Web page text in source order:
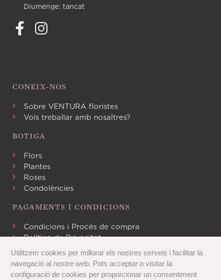
Diumenge: tancat
CONEIX-NOS
Sobre VENTURA floristes
Vols treballar amb nosaltres?
BOTIGA
Flors
Plantes
Roses
Condolències
PAGAMENTS I CONDICIONS
Condicions i Procés de compra
Política de Privacitat
Política de Cookies
Utilitzem cookies per millorar els nostres serveis i facilitar la
navegació al nostre web. Pots acceptar o visitar la
configuració de cookies per proporcionar un consentiment